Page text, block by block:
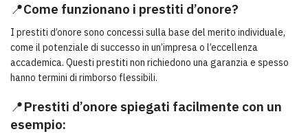
📍Come funzionano i prestiti d’onore?
I prestiti d’onore sono concessi sulla base del merito individuale,
come il potenziale di successo in un’impresa o l’eccellenza
accademica. Questi prestiti non richiedono una garanzia e spesso
hanno termini di rimborso flessibili.
📍Prestiti d’onore spiegati facilmente con un
esempio: